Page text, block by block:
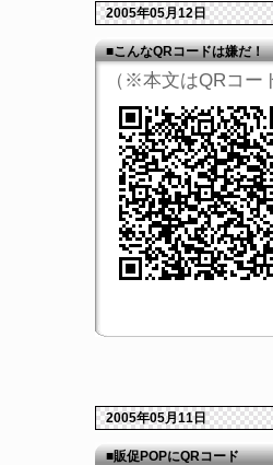
2005年05月12日
■こんなQRコードは嫌だ！
（※本文はQRコー
2005年05月11日
■販促POPにQRコード